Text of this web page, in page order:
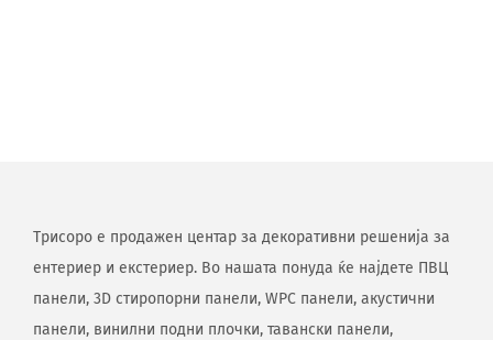
Трисоро е продажен центар за декоративни решенија за
ентериер и екстериер. Во нашата понуда ќе најдете ПВЦ
панели, 3D стиропорни панели, WPC панели, акустични
панели, винилни подни плочки, тавански панели,